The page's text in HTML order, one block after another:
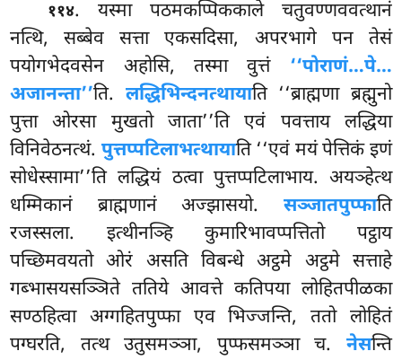
११४. यस्मा पठमकप्पिककाले चतुवण्णववत्थानं
नत्थि, सब्बेव सत्ता एकसदिसा, अपरभागे पन तेसं
पयोगभेदवसेन अहोसि, तस्मा वुत्तं ‘‘पोराणं…पे…
अजानन्ता’’ति. लद्धिभिन्दनत्थायाति ‘‘ब्राह्मणा ब्रह्मुनो
पुत्ता ओरसा मुखतो जाता’’ति एवं पवत्ताय लद्धिया
विनिवेठनत्थं. पुत्तप्पटिलाभत्थायाति ‘‘एवं मयं पेत्तिकं इणं
सोधेस्सामा’’ति लद्धियं ठत्वा पुत्तप्पटिलाभाय. अयञ्हेत्थ
धम्मिकानं ब्राह्मणानं अज्झासयो. सञ्जातपुप्फाति
रजस्सला. इत्थीनञ्हि कुमारिभावप्पत्तितो पट्ठाय
पच्छिमवयतो ओरं असति विबन्धे अट्ठमे अट्ठमे सत्ताहे
गब्भासयसञ्ञिते ततिये आवत्ते कतिपया लोहितपीळका
सण्ठहित्वा अग्गहितपुप्फा एव भिज्जन्ति, ततो लोहितं
पग्घरति, तत्थ उतुसमञ्ञा, पुप्फसमञ्ञा च. नेसन्ति